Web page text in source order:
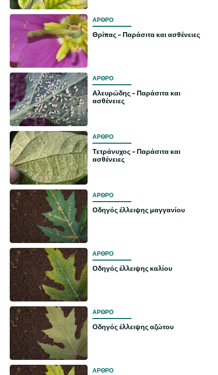
ΑΡΘΡΟ
Θρίπας - Παράσιτα και ασθένειες
ΑΡΘΡΟ
Αλευρώδης - Παράσιτα και
ασθένειες
ΑΡΘΡΟ
Τετράνυχος - Παράσιτα και
ασθένειες
ΑΡΘΡΟ
Οδηγός έλλειψης μαγγανίου
ΑΡΘΡΟ
Οδηγός έλλειψης καλίου
ΑΡΘΡΟ
Οδηγός έλλειψης αζώτου
ΑΡΘΡΟ